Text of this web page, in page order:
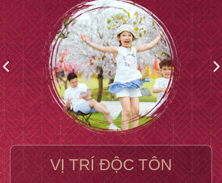
VỊ TRÍ ĐỘC TÔN